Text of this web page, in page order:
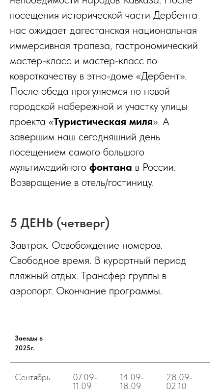
посещения исторической части Дербента
нас ожидает дагестанская национальная
иммерсивная трапеза, гастрономический
мастер-класс и мастер-класс по
ковроткачеству в этно-доме «Дербент».
После обеда прогуляемся по новой
городской набережной и участку улицы
проекта «Туристическая миля». А
завершим наш сегодняшний день
посещением самого большого
мультимедийного фонтана в России.
Возвращение в отель/гостиницу.
5 ДЕНЬ (четверг)
Завтрак. Освобождение номеров.
Свободное время. В курортный период
пляжный отдых. Трансфер группы в
аэропорт. Окончание программы.
Заезды в
2025г.
Сентябрь
07.09-
11.09
14.09-
18.09
28.09-
02.10